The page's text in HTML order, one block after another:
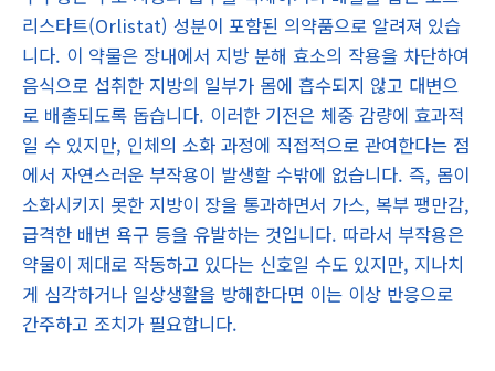
리스타트(Orlistat) 성분이 포함된 의약품으로 알려져 있습
니다. 이 약물은 장내에서 지방 분해 효소의 작용을 차단하여
음식으로 섭취한 지방의 일부가 몸에 흡수되지 않고 대변으
로 배출되도록 돕습니다. 이러한 기전은 체중 감량에 효과적
일 수 있지만, 인체의 소화 과정에 직접적으로 관여한다는 점
에서 자연스러운 부작용이 발생할 수밖에 없습니다. 즉, 몸이
소화시키지 못한 지방이 장을 통과하면서 가스, 복부 팽만감,
급격한 배변 욕구 등을 유발하는 것입니다. 따라서 부작용은
약물이 제대로 작동하고 있다는 신호일 수도 있지만, 지나치
게 심각하거나 일상생활을 방해한다면 이는 이상 반응으로
간주하고 조치가 필요합니다.